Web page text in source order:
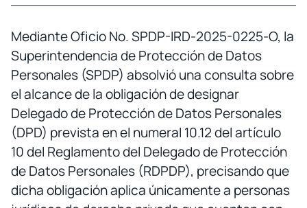
Mediante Oficio No. SPDP-IRD-2025-0225-O, la
Superintendencia de Protección de Datos
Personales (SPDP) absolvió una consulta sobre
el alcance de la obligación de designar
Delegado de Protección de Datos Personales
(DPD) prevista en el numeral 10.12 del artículo
10 del Reglamento del Delegado de Protección
de Datos Personales (RDPDP), precisando que
dicha obligación aplica únicamente a personas